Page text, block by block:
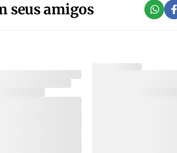
seus amigos